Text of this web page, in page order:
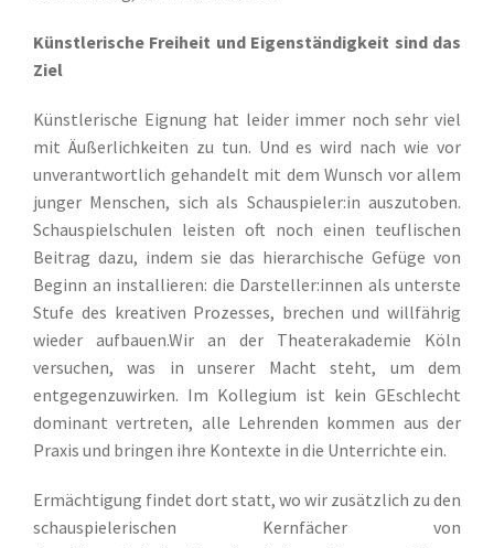
Künstlerische Freiheit und Eigenständigkeit sind das
Ziel
Künstlerische Eignung hat leider immer noch sehr viel
mit Äußerlichkeiten zu tun. Und es wird nach wie vor
unverantwortlich gehandelt mit dem Wunsch vor allem
junger Menschen, sich als Schauspieler:in auszutoben.
Schauspielschulen leisten oft noch einen teuflischen
Beitrag dazu, indem sie das hierarchische Gefüge von
Beginn an installieren: die Darsteller:innen als unterste
Stufe des kreativen Prozesses, brechen und willfährig
wieder aufbauen.Wir an der Theaterakademie Köln
versuchen, was in unserer Macht steht, um dem
entgegenzuwirken. Im Kollegium ist kein GEschlecht
dominant vertreten, alle Lehrenden kommen aus der
Praxis und bringen ihre Kontexte in die Unterrichte ein.
Ermächtigung findet dort statt, wo wir zusätzlich zu den
schauspielerischen Kernfächer von